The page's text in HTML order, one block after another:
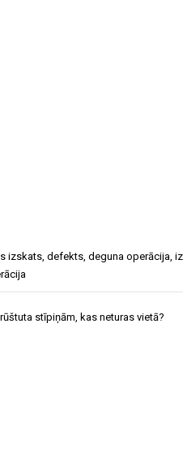
izskats, defekts, deguna operācija,
stīpiņām, kas neturas vietā?